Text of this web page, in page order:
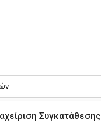
Συγκατάθεσης